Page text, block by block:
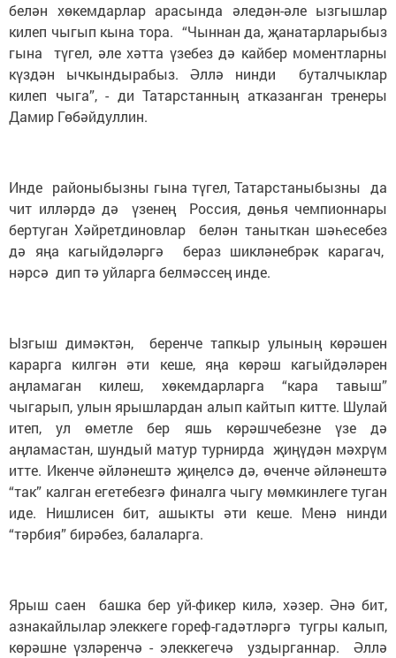
белән хөкемдарлар арасында әледән-әле ызгышлар
килеп чыгып кына тора. “Чыннан да, җанатарларыбыз
гына түгел, әле хәтта үзебез дә кайбер моментларны
күздән ычкындырабыз. Әллә нинди буталчыклар
килеп чыга”, - ди Татарстанның атказанган тренеры
Дамир Гөбәйдуллин.
Инде районыбызны гына түгел, Татарстаныбызны да
чит илләрдә дә үзенең Россия, дөнья чемпионнары
бертуган Хәйретдиновлар белән таныткан шәһесебез
дә яңа кагыйдәләргә бераз шикләнебрәк карагач,
нәрсә дип тә уйларга белмәссең инде.
Ызгыш димәктән, беренче тапкыр улының көрәшен
карарга килгән әти кеше, яңа көрәш кагыйдәләрен
аңламаган килеш, хөкемдарларга “кара тавыш”
чыгарып, улын ярышлардан алып кайтып китте. Шулай
итеп, ул өметле бер яшь көрәшчебезне үзе дә
аңламастан, шундый матур турнирда җиңүдән мәхрүм
итте. Икенче әйләнештә җиңелсә дә, өченче әйләнештә
“так” калган егетебезгә финалга чыгу мөмкинлеге туган
иде. Нишлисен бит, ашыкты әти кеше. Менә нинди
“тәрбия” бирәбез, балаларга.
Ярыш саен башка бер уй-фикер килә, хәзер. Әнә бит,
азнакайлылар элеккеге гореф-гадәтләргә тугры калып,
көрәшне үзләренчә - элеккегечә уздырганнар. Әллә